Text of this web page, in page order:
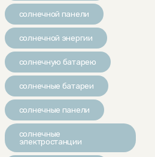
солнечной панели
солнечной энергии
солнечную батарею
солнечные батареи
солнечные панели
солнечные
электростанции